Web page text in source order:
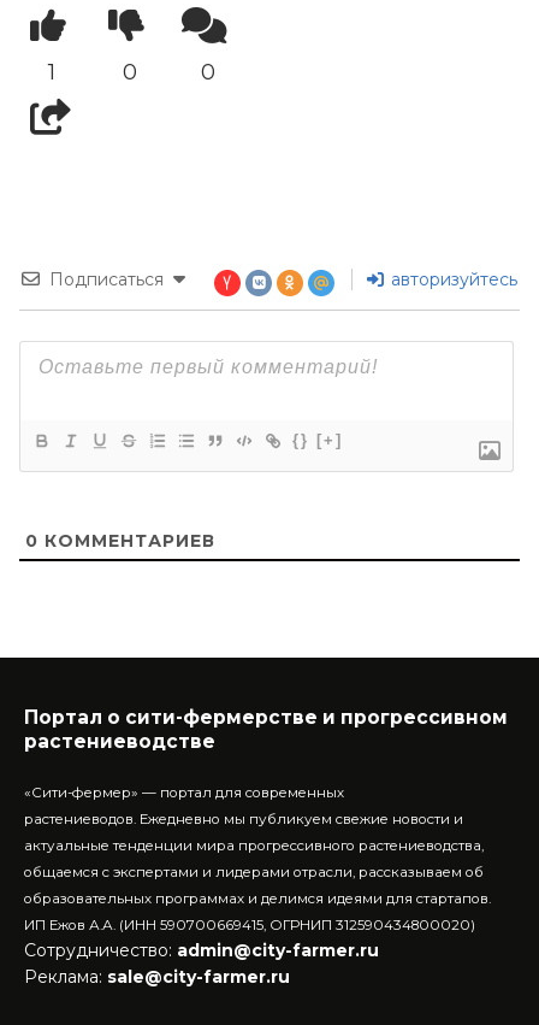
1 0 0
Подписаться авторизуйтесь
{} [+]
0 КОММЕНТАРИЕВ
Портал о сити-фермерстве и прогрессивном
растениеводстве
«Сити-фермер» — портал для современных
растениеводов. Ежедневно мы публикуем свежие новости и
актуальные тенденции мира прогрессивного растениеводства,
общаемся с экспертами и лидерами отрасли, рассказываем об
образовательных программах и делимся идеями для стартапов.
ИП Ежов А.А. (ИНН 590700669415, ОГРНИП 312590434800020)
Сотрудничество: admin@city-farmer.ru
Реклама: sale@city-farmer.ru